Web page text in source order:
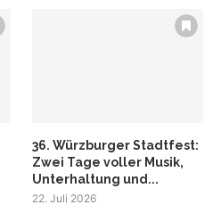
36. Würzburger Stadtfest:
Zwei Tage voller Musik,
Unterhaltung und...
22. Juli 2026